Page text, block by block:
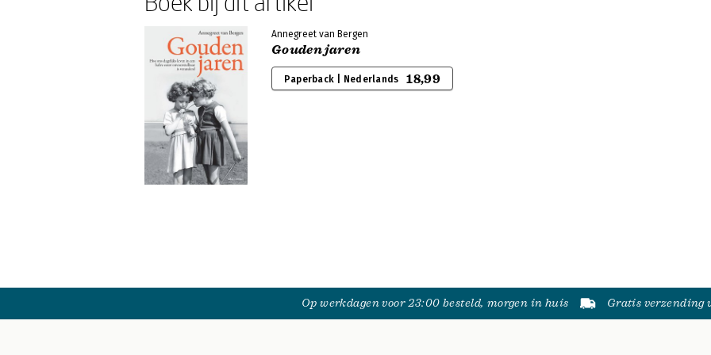
Annegreet van Bergen
Gouden jaren
Paperback | Nederlands 18,99
Op werkdagen voor 23:00 besteld, morgen in huis Gratis verzending